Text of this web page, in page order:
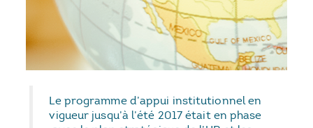
Le programme d’appui institutionnel en
vigueur jusqu’à l’été 2017 était en phase